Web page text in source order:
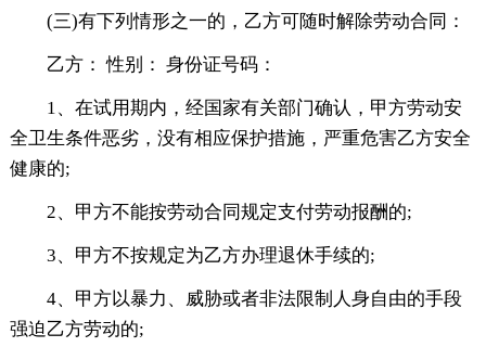
(三)有下列情形之一的，乙方可随时解除劳动合同：
乙方： 性别： 身份证号码：
1、在试用期内，经国家有关部门确认，甲方劳动安
全卫生条件恶劣，没有相应保护措施，严重危害乙方安全
健康的;
2、甲方不能按劳动合同规定支付劳动报酬的;
3、甲方不按规定为乙方办理退休手续的;
4、甲方以暴力、威胁或者非法限制人身自由的手段
强迫乙方劳动的;